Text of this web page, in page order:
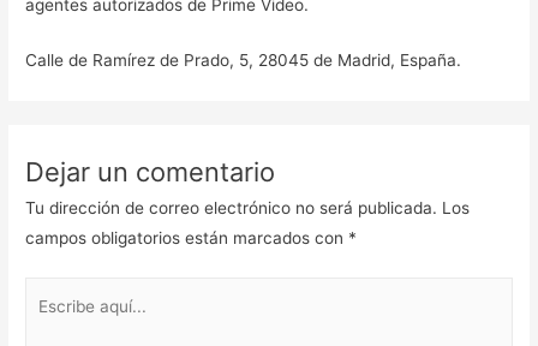
agentes autorizados de Prime Video.
Calle de Ramírez de Prado, 5, 28045 de Madrid, España.
Dejar un comentario
Tu dirección de correo electrónico no será publicada. Los
campos obligatorios están marcados con *